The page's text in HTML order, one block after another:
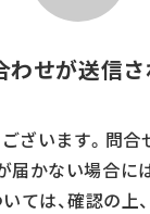
わせが送信
ざいます。問合
かない場合に
ては、確認の上